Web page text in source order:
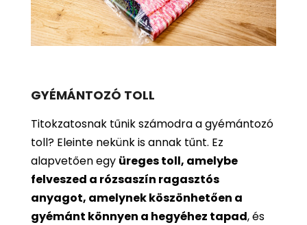
GYÉMÁNTOZÓ TOLL
Titokzatosnak tűnik számodra a gyémántozó
toll? Eleinte nekünk is annak tűnt. Ez
alapvetően egy üreges toll, amelybe
felveszed a rózsaszín ragasztós
anyagot, amelynek köszönhetően a
gyémánt könnyen a hegyéhez tapad, és